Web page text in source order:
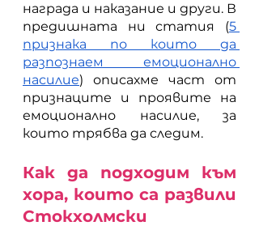
награда и наказание и други. В
предишната ни статия (5
признака по които да
разпознаем емоционално
насилие) описахме част от
признаците и проявите на
емоционално насилие, за
които трябва да следим.
Как да подходим към
хора, които са развили
Стокхолмски